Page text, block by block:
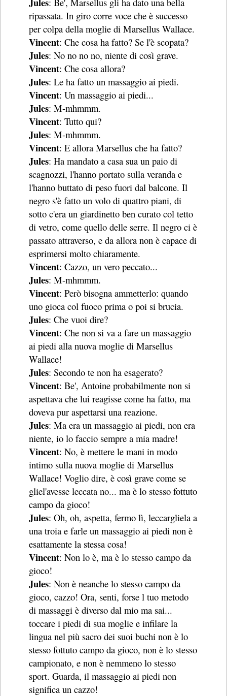
ripassata. In giro corre voce che è successo
per colpa della moglie di Marsellus Wallace.
Vincent: Che cosa ha fatto? Se l'è scopata?
Jules: No no no no, niente di così grave.
Vincent: Che cosa allora?
Jules: Le ha fatto un massaggio ai piedi.
Vincent: Un massaggio ai piedi...
Jules: M-mhmmm.
Vincent: Tutto qui?
Jules: M-mhmmm.
Vincent: E allora Marsellus che ha fatto?
Jules: Ha mandato a casa sua un paio di
scagnozzi, l'hanno portato sulla veranda e
l'hanno buttato di peso fuori dal balcone. Il
negro s'è fatto un volo di quattro piani, di
sotto c'era un giardinetto ben curato col tetto
di vetro, come quello delle serre. Il negro ci è
passato attraverso, e da allora non è capace di
esprimersi molto chiaramente.
Vincent: Cazzo, un vero peccato...
Jules: M-mhmmm.
Vincent: Però bisogna ammetterlo: quando
uno gioca col fuoco prima o poi si brucia.
Jules: Che vuoi dire?
Vincent: Che non si va a fare un massaggio
ai piedi alla nuova moglie di Marsellus
Wallace!
Jules: Secondo te non ha esagerato?
Vincent: Be', Antoine probabilmente non si
aspettava che lui reagisse come ha fatto, ma
doveva pur aspettarsi una reazione.
Jules: Ma era un massaggio ai piedi, non era
niente, io lo faccio sempre a mia madre!
Vincent: No, è mettere le mani in modo
intimo sulla nuova moglie di Marsellus
Wallace! Voglio dire, è così grave come se
gliel'avesse leccata no... ma è lo stesso fottuto
campo da gioco!
Jules: Oh, oh, aspetta, fermo lì, leccargliela a
una troia e farle un massaggio ai piedi non è
esattamente la stessa cosa!
Vincent: Non lo è, ma è lo stesso campo da
gioco!
Jules: Non è neanche lo stesso campo da
gioco, cazzo! Ora, senti, forse l tuo metodo
di massaggi è diverso dal mio ma sai...
toccare i piedi di sua moglie e infilare la
lingua nel più sacro dei suoi buchi non è lo
stesso fottuto campo da gioco, non è lo stesso
campionato, e non è nemmeno lo stesso
sport. Guarda, il massaggio ai piedi non
significa un cazzo!